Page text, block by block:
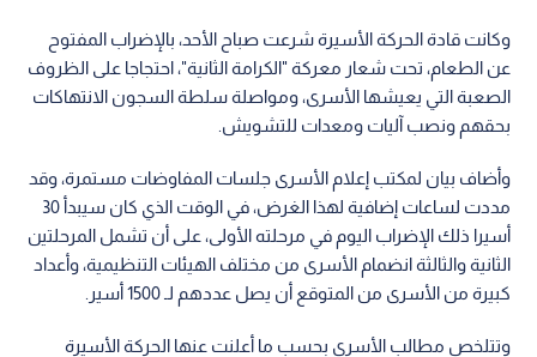
وكانت قادة الحركة الأسيرة شرعت صباح الأحد، بالإضراب المفتوح
عن الطعام، تحت شعار معركة "الكرامة الثانية"، احتجاجا على الظروف
الصعبة التي يعيشها الأسرى، ومواصلة سلطة السجون الانتهاكات
بحقهم ونصب آليات ومعدات للتشويش.
وأضاف بيان لمكتب إعلام الأسرى جلسات المفاوضات مستمرة، وقد
مددت لساعات إضافية لهذا الغرض، في الوقت الذي كان سيبدأ 30
أسيرا ذلك الإضراب اليوم في مرحلته الأولى، على أن تشمل المرحلتين
الثانية والثالثة انضمام الأسرى من مختلف الهيئات التنظيمية، وأعداد
كبيرة من الأسرى من المتوقع أن يصل عددهم لـ 1500 أسير.
وتتلخص مطالب الأسرى بحسب ما أعلنت عنها الحركة الأسيرة